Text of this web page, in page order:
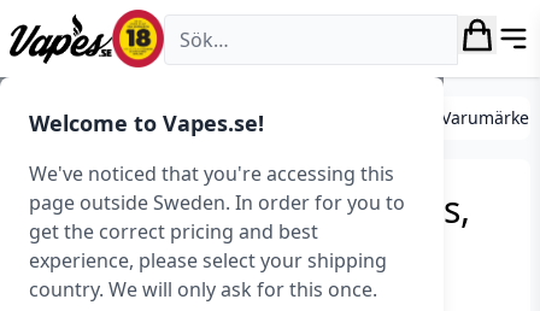
Welcome to Vapes.se!
We've noticed that you're accessing this
page outside Sweden. In order for you to
get the correct pricing and best
experience, please select your shipping
country. We will only ask for this once.
Vapes.se
DIY Mixa egen e-juice Essenser Essenser
TFA – Cola Cherry (Essens,
Körsbär)
Art.nr: 36778